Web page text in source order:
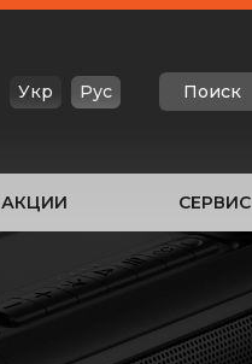
Укр Рус
АКЦИИ СЕРВИС